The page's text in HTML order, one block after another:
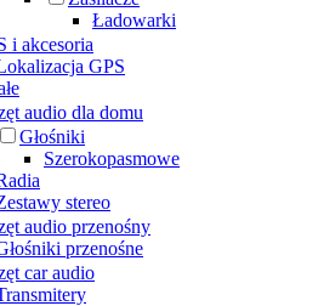
Ładowarki
i akcesoria
GPS
audio dla domu
Głośniki
Szerokopasmowe
stereo
audio przenośny
przenośne
car audio